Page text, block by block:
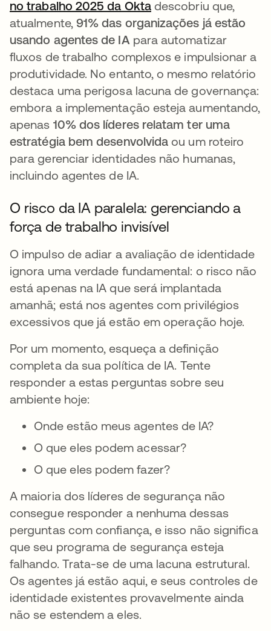
no trabalho 2025 da Oktadescobriu que,
atualmente, 91% das organizações já estão
usando agentes de IA para automatizar
fluxos de trabalho complexos e impulsionar a
produtividade. No entanto, o mesmo relatório
destaca uma perigosa lacuna de governança:
embora a implementação esteja aumentando,
apenas 10% dos líderes relatam ter uma
estratégia bem desenvolvida ou um roteiro
para gerenciar identidades não humanas,
incluindo agentes de IA.
O risco da IA paralela: gerenciando a
força de trabalho invisível
O impulso de adiar a avaliação de identidade
ignora uma verdade fundamental: o risco não
está apenas na IA que será implantada
amanhã; está nos agentes com privilégios
excessivos que já estão em operação hoje.
Por um momento, esqueça a definição
completa da sua política de IA. Tente
responder a estas perguntas sobre seu
ambiente hoje:
Onde estão meus agentes de IA?
O que eles podem acessar?
O que eles podem fazer?
A maioria dos líderes de segurança não
consegue responder a nenhuma dessas
perguntas com confiança, e isso não significa
que seu programa de segurança esteja
falhando. Trata-se de uma lacuna estrutural.
Os agentes já estão aqui, e seus controles de
identidade existentes provavelmente ainda
não se estendem a eles.